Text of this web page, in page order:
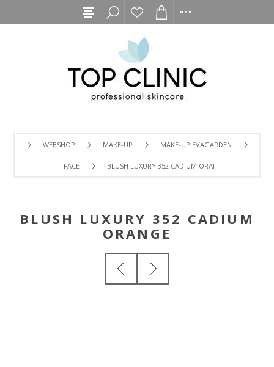
WEBSHOP MAKE-UP MAKE-UP EVAGARDEN
FACE BLUSH LUXURY 352 CADIUM ORANGE
BLUSH LUXURY 352 CADIUM
ORANGE